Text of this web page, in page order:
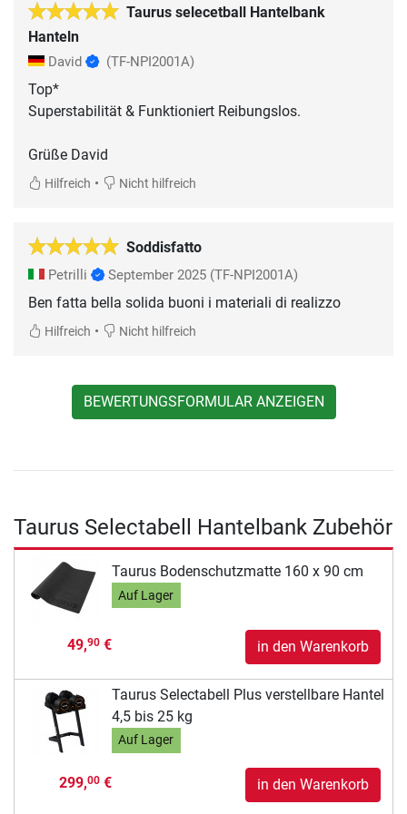
Taurus selecetball Hantelbank
Hanteln
David (TF-NPI2001A)
Top*
Superstabilität & Funktioniert Reibungslos.
Grüße David
Hilfreich • Nicht hilfreich
Soddisfatto
Petrilli September 2025 (TF-NPI2001A)
Ben fatta bella solida buoni i materiali di realizzo
Hilfreich • Nicht hilfreich
BEWERTUNGSFORMULAR ANZEIGEN
Taurus Selectabell Hantelbank Zubehör
Taurus Bodenschutzmatte 160 x 90 cm
Auf Lager
49,90€ in den Warenkorb
Taurus Selectabell Plus verstellbare Hantel
4,5 bis 25 kg
Auf Lager
299,00€ in den Warenkorb